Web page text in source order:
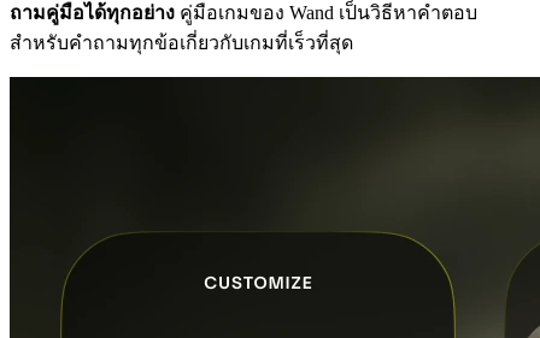
ถามคู่มือได้ทุกอย่าง คู่มือเกมของ Wand เป็นวิธีหาคำตอบ
สำหรับคำถามทุกข้อเกี่ยวกับเกมที่เร็วที่สุด